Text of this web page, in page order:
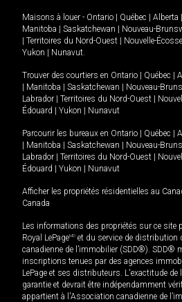
Maisons à louer - Ontario Québec Alberta
Manitoba
Saskatchewan Nouveau-
Territoires du Nord-Ouest Nouvelle-Écosse
Yukon
Nunavut.
Trouver des courtiers en Ontario Québec
Manitoba Saskatchewan Nouveau-
Labrador
Territoires du Nord-Ouest
Édouard
Yukon Nunavut
Parcourir les bureaux en Ontario Québec
Manitoba Saskatchewan Nouveau-
Labrador
Territoires du Nord-Ouest
Édouard
Yukon Nunavut
Afficher les propriétés résidentielles au
Canada
Les informations des propriétés sur ce site
Royal LePageMD et du service de distribution
canadienne de l’immobilier (SDD®). SDD®
inscriptions tenues par des agences
LePage et ses distributeurs. L'exactitude
garantie et devrait être indépendamment
appartient à l'Association canadienne de